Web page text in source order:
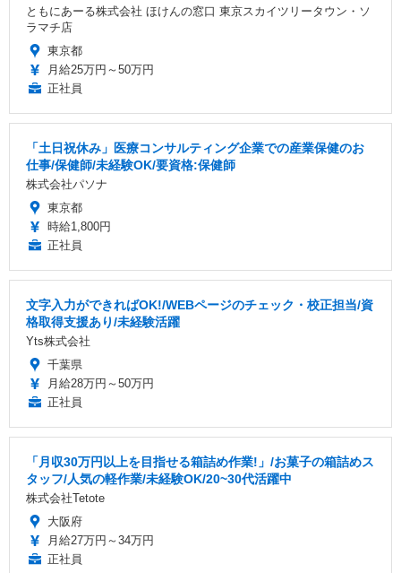
ともにあーる株式会社 ほけんの窓口 東京スカイツリータウン・ソ
ラマチ店
東京都
月給25万円～50万円
正社員
「土日祝休み」医療コンサルティング企業での産業保健のお
仕事/保健師/未経験OK/要資格:保健師
株式会社パソナ
東京都
時給1,800円
正社員
文字入力ができればOK!/WEBページのチェック・校正担当/資
格取得支援あり/未経験活躍
Yts株式会社
千葉県
月給28万円～50万円
正社員
「月収30万円以上を目指せる箱詰め作業!」/お菓子の箱詰めス
タッフ/人気の軽作業/未経験OK/20~30代活躍中
株式会社Tetote
大阪府
月給27万円～34万円
正社員